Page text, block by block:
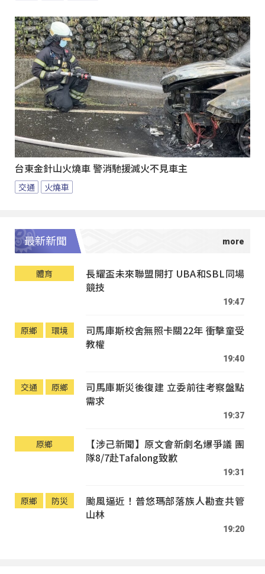
台東金針山火燒車 警消馳援滅火不見車主
交通 火燒車
最新新聞
體育
長耀盃未來聯盟開打 UBA和SBL同場
競技
19:47
原鄉 環境
司馬庫斯校舍無照卡關22年 衝擊童受
教權
19:40
交通 原鄉
司馬庫斯災後復建 立委前往考察盤點
需求
19:37
原鄉
【涉己新聞】原文會新劇名爆爭議 團
隊8/7赴Tafalong致歉
19:31
原鄉 防災
颱風逼近！普悠瑪部落族人勘查共管
山林
19:20